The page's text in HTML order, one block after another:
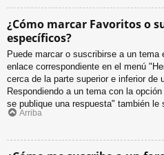
¿Cómo marcar Favoritos o
específicos?
Puede marcar o suscribirse a un
enlace correspondiente en el menú
cerca de la parte superior e inferior de
Respondiendo a un tema con la
se publique una respuesta" también le
Arriba